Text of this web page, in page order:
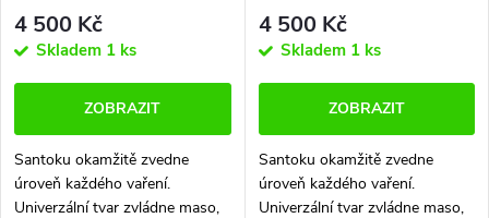
4 500 Kč
Skladem 1 ks
ZOBRAZIT
Santoku okamžitě zvedne
úroveň každého vaření.
Univerzální tvar zvládne maso,
4 500 Kč
Skladem 1 ks
ZOBRAZIT
Santoku okamžitě zvedne
úroveň každého vaření.
Univerzální tvar zvládne maso,